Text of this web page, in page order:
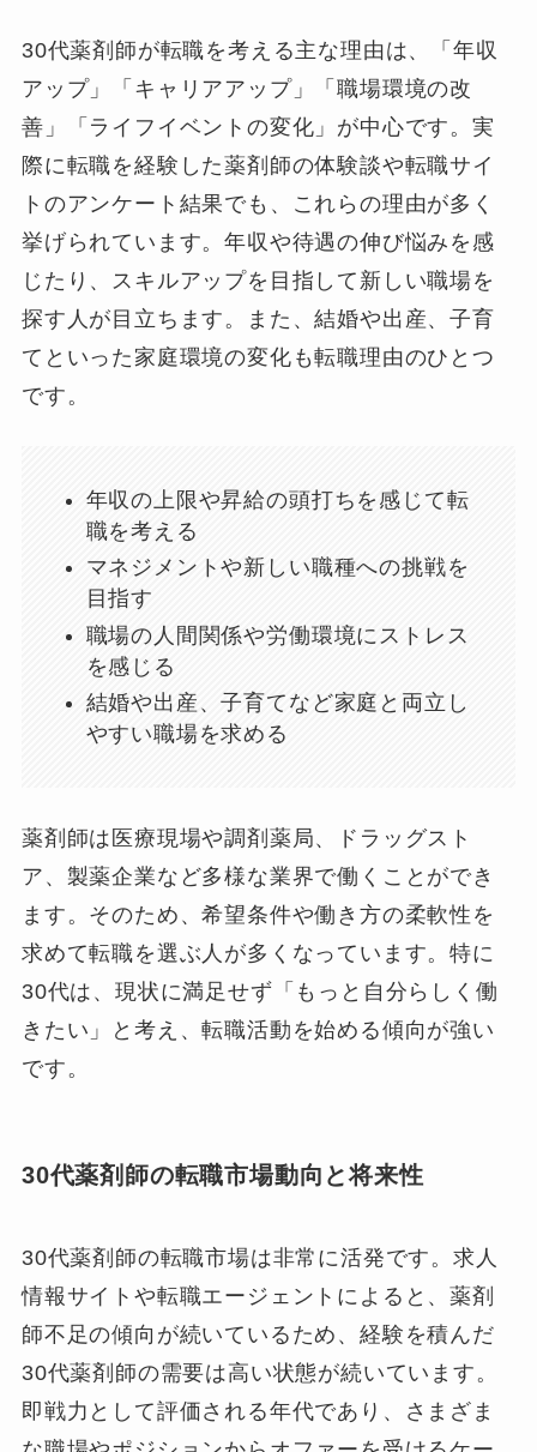
30代薬剤師が転職を考える主な理由は、「年収
アップ」「キャリアアップ」「職場環境の改
善」「ライフイベントの変化」が中心です。実
際に転職を経験した薬剤師の体験談や転職サイ
トのアンケート結果でも、これらの理由が多く
挙げられています。年収や待遇の伸び悩みを感
じたり、スキルアップを目指して新しい職場を
探す人が目立ちます。また、結婚や出産、子育
てといった家庭環境の変化も転職理由のひとつ
です。
年収の上限や昇給の頭打ちを感じて転
職を考える
マネジメントや新しい職種への挑戦を
目指す
職場の人間関係や労働環境にストレス
を感じる
結婚や出産、子育てなど家庭と両立し
やすい職場を求める
薬剤師は医療現場や調剤薬局、ドラッグスト
ア、製薬企業など多様な業界で働くことができ
ます。そのため、希望条件や働き方の柔軟性を
求めて転職を選ぶ人が多くなっています。特に
30代は、現状に満足せず「もっと自分らしく働
きたい」と考え、転職活動を始める傾向が強い
です。
30代薬剤師の転職市場動向と将来性
30代薬剤師の転職市場は非常に活発です。求人
情報サイトや転職エージェントによると、薬剤
師不足の傾向が続いているため、経験を積んだ
30代薬剤師の需要は高い状態が続いています。
即戦力として評価される年代であり、さまざま